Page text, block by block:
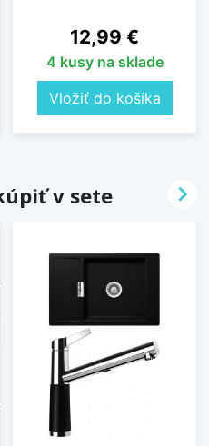
Cena
12,99 €
4 kusy na sklade
Vložiť do košíka
v sete 